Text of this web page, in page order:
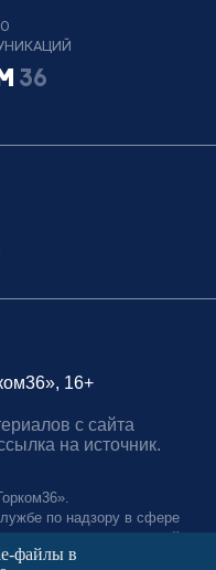
16+
с сайта
на источник.
по надзору в сфере
массовых коммуникаций.
от 21 января 2025 г.
файлы в